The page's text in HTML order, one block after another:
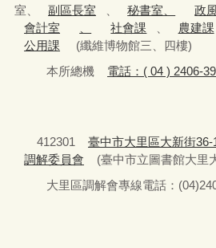
室、
副區長室 秘書室、 政
會計室
社會課 農建課
公用課
(纖維博物館三、四樓)
本所總機
電話：( 04 ) 2406-
412301 臺中市大里區大新街36-
調解委員會
(臺中市立圖書館大里
大里區調解會專線電話：